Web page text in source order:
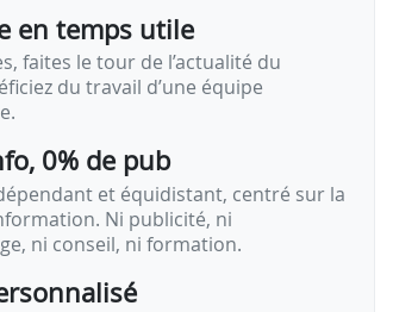
en temps utile
faites le tour de l’actualité du
du travail d’une équipe
0% de pub
et équidistant, centré sur la
Ni publicité, ni
ni conseil, ni formation.